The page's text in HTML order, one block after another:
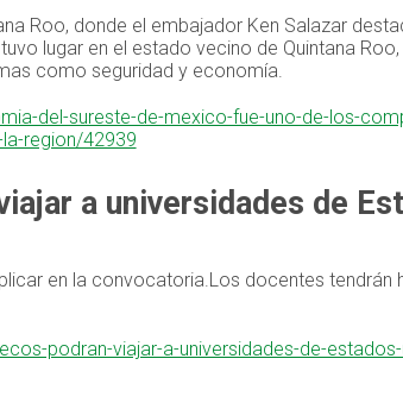
Roo, donde el embajador Ken Salazar
lugar en el estado vecino de Quintana
como seguridad y economía.
del-sureste-de-mexico-fue-uno-de-los-
region/42939
a universidades de
en la convocatoria.Los docentes tendrán
podran-viajar-a-universidades-de-